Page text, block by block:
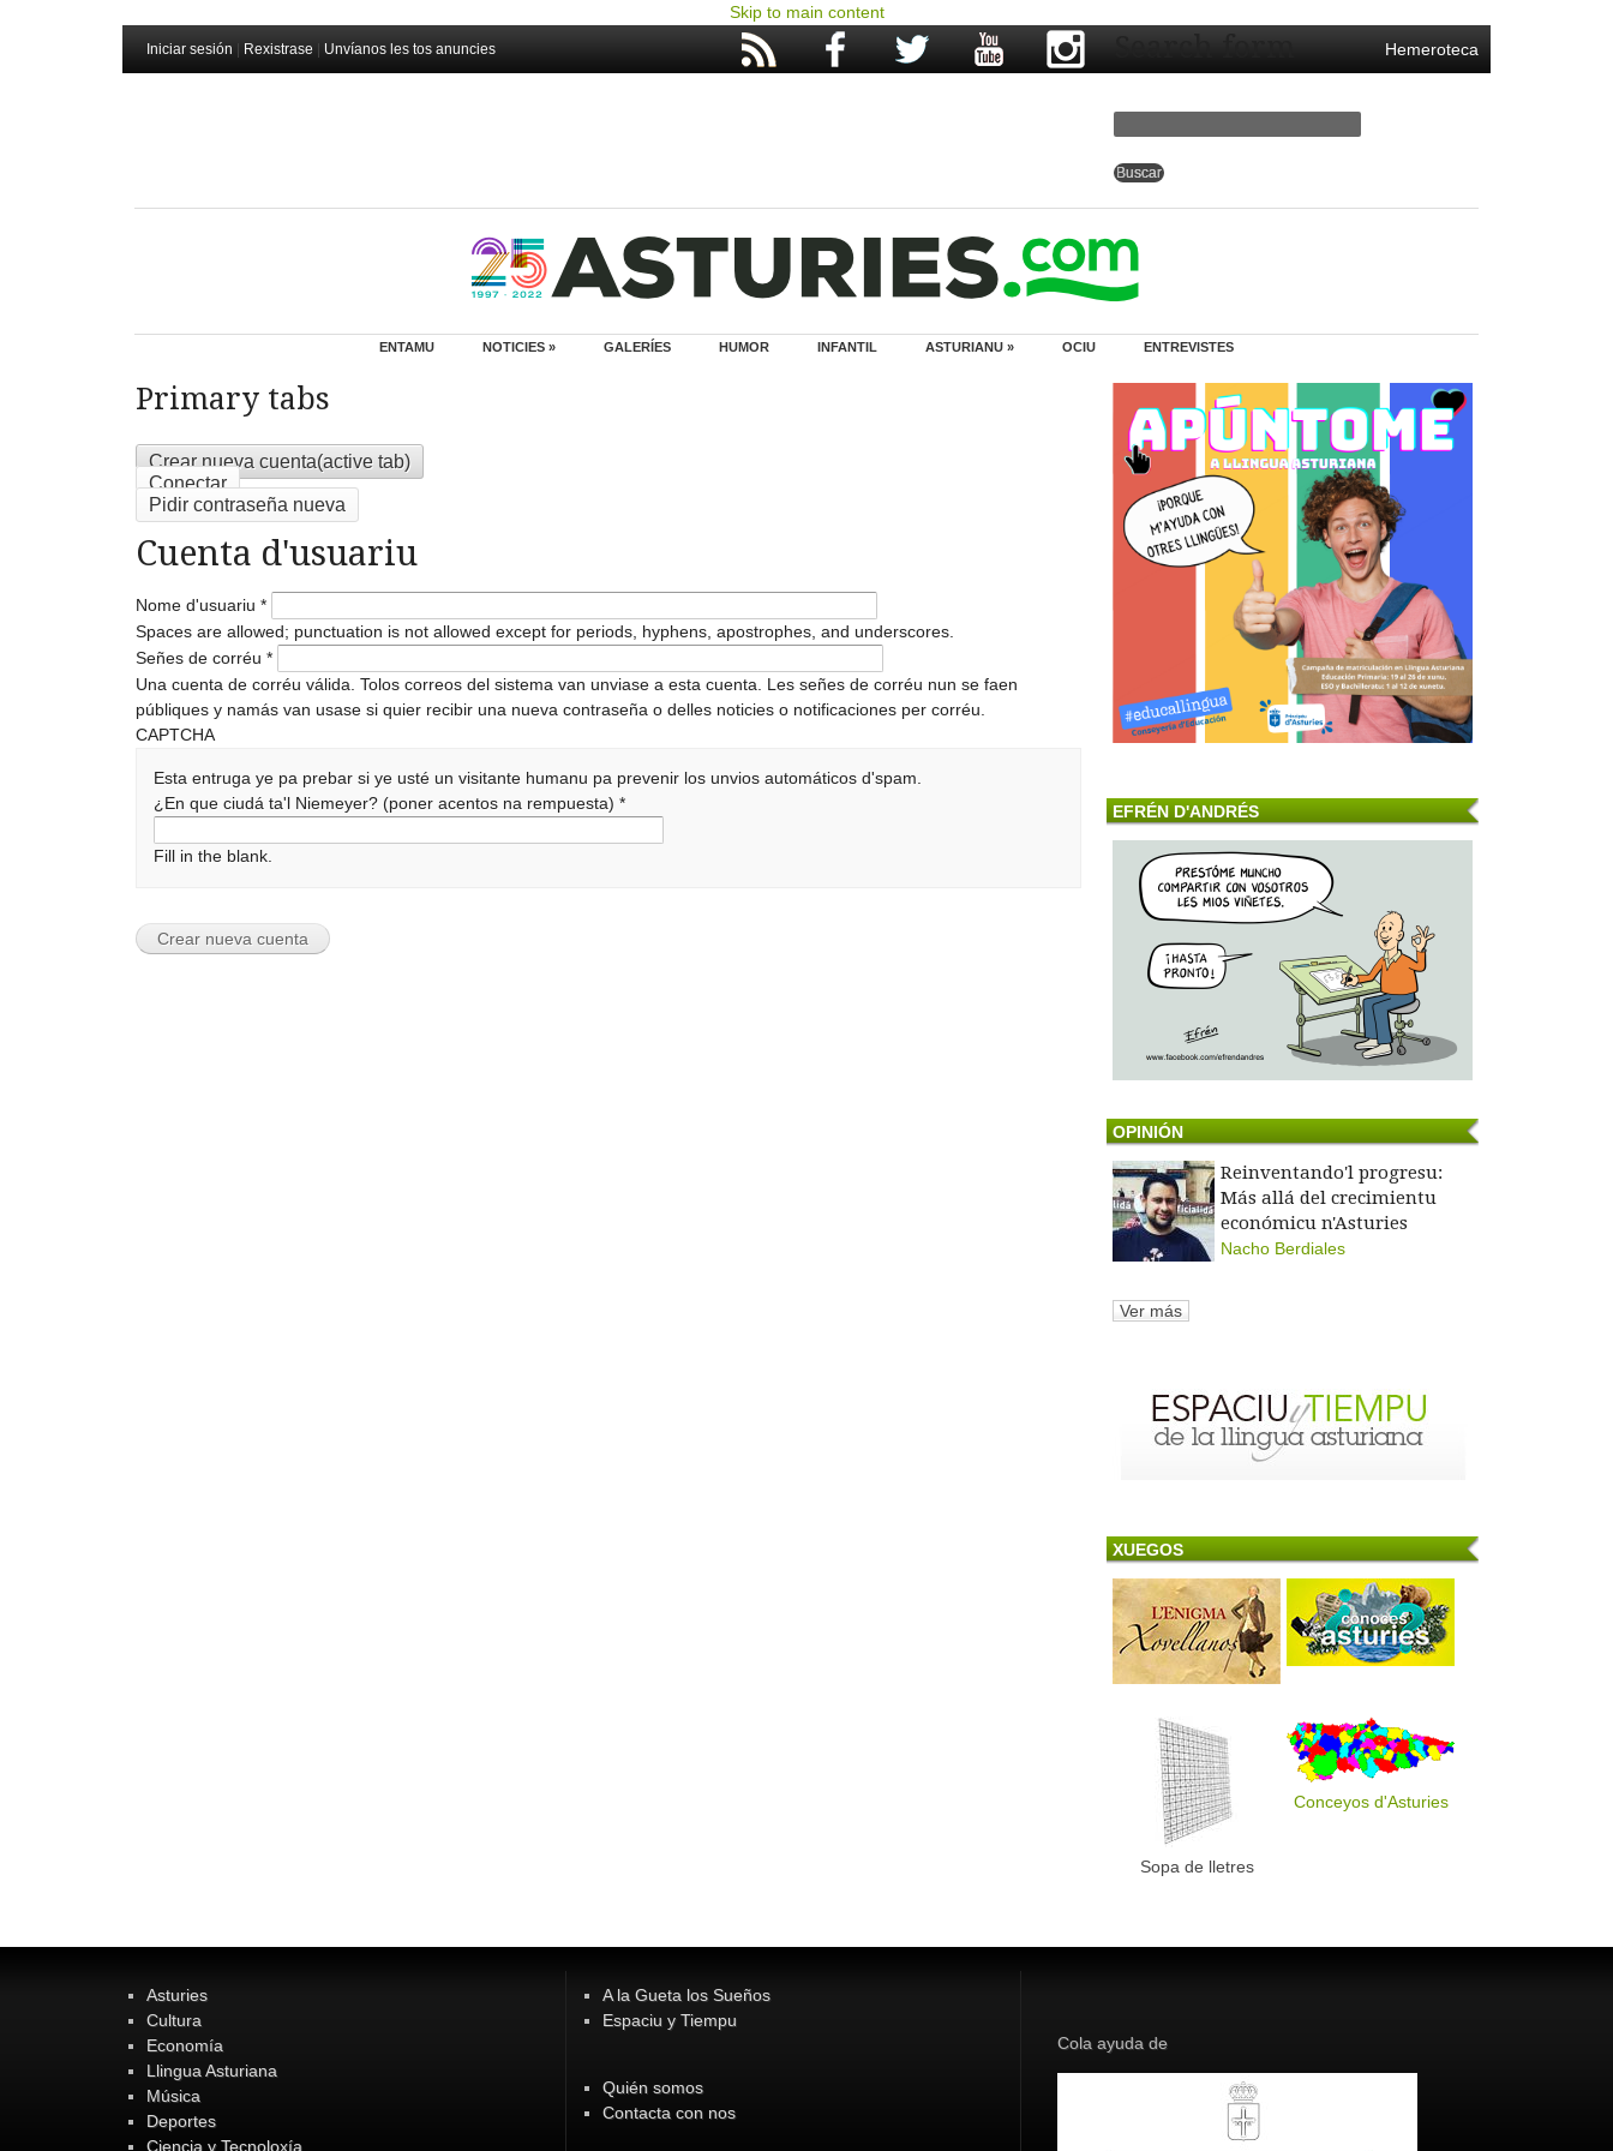
Skip to main content
Iniciar sesión Rexistrase Unvíanos les tos anuncies Hemeroteca
Search form
ENTAMU NOTICIES » GALERÍES HUMOR INFANTIL ASTURIANU » OCIU ENTREVISTES
Primary tabs
Crear nueva cuenta(active tab)
Conectar
Pidir contraseña nueva
Cuenta d'usuariu
Nome d'usuariu *
Spaces are allowed; punctuation is not allowed except for periods, hyphens, apostrophes, and underscores.
Señes de corréu *
Una cuenta de corréu válida. Tolos correos del sistema van unviase a esta cuenta. Les señes de corréu nun se faen
públiques y namás van usase si quier recibir una nueva contraseña o delles noticies o notificaciones per corréu.
CAPTCHA
Esta entruga ye pa prebar si ye usté un visitante humanu pa prevenir los unvios automáticos d'spam.
¿En que ciudá ta'l Niemeyer? (poner acentos na rempuesta)*
Fill in the blank.
EFRÉN D'ANDRÉS
OPINIÓN
Reinventando'l progresu:
Más allá del crecimientu
económicu n'Asturies
Nacho Berdiales
Ver más
XUEGOS
Sopa de lletres
Conceyos d'Asturies
Asturies
Cultura
Economía
Llingua Asturiana
Música
Deportes
Ciencia y Tecnoloxía
A la Gueta los Sueños
Espaciu y Tiempu
Quién somos
Contacta con nos
Cola ayuda de